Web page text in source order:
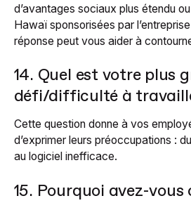
d’avantages sociaux plus étendu
Hawaï sponsorisées par
réponse peut vous aider à
14. Quel est votre plus
défi/difficulté à
Cette question donne à vos
d’exprimer leurs préoccupations :
au logiciel inefficace.
15. Pourquoi avez-vous